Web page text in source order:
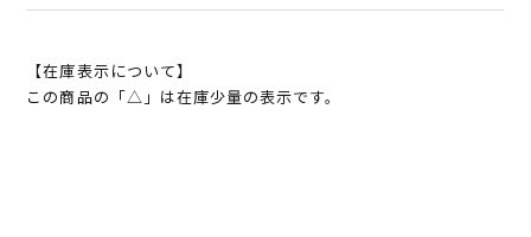
【在庫表示について】
この商品の「△」は在庫少量の表示です。